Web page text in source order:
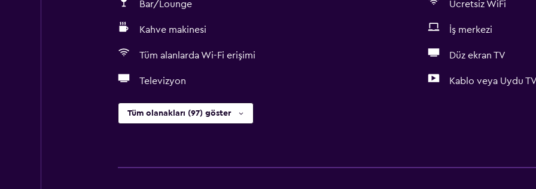
Bar/Lounge Ücretsiz WiFi
Kahve makinesi İş merkezi
Tüm alanlarda Wi-Fi erişimi Düz ekran TV
Televizyon Kablo veya Uydu TV
Tüm olanakları (97) göster